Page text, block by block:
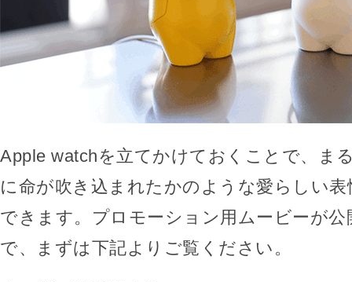
Apple watchを立てかけておくことで、ま
に命が吹き込まれたかのような愛らしい
できます。プロモーション用ムービーが
で、まずは下記よりご覧ください。